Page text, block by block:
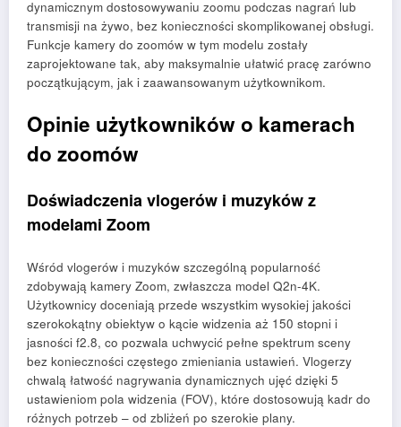
dynamicznym dostosowywaniu zoomu podczas nagrań lub
transmisji na żywo, bez konieczności skomplikowanej obsługi.
Funkcje kamery do zoomów w tym modelu zostały
zaprojektowane tak, aby maksymalnie ułatwić pracę zarówno
początkującym, jak i zaawansowanym użytkownikom.
Opinie użytkowników o kamerach
do zoomów
Doświadczenia vlogerów i muzyków z
modelami Zoom
Wśród vlogerów i muzyków szczególną popularność
zdobywają kamery Zoom, zwłaszcza model Q2n-4K.
Użytkownicy doceniają przede wszystkim wysokiej jakości
szerokokątny obiektyw o kącie widzenia aż 150 stopni i
jasności f2.8, co pozwala uchwycić pełne spektrum sceny
bez konieczności częstego zmieniania ustawień. Vlogerzy
chwalą łatwość nagrywania dynamicznych ujęć dzięki 5
ustawieniom pola widzenia (FOV), które dostosowują kadr do
różnych potrzeb – od zbliżeń po szerokie plany.